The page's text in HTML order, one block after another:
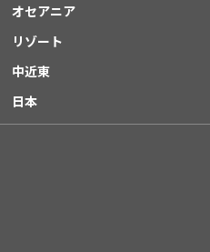
オセアニア
リゾート
中近東
日本